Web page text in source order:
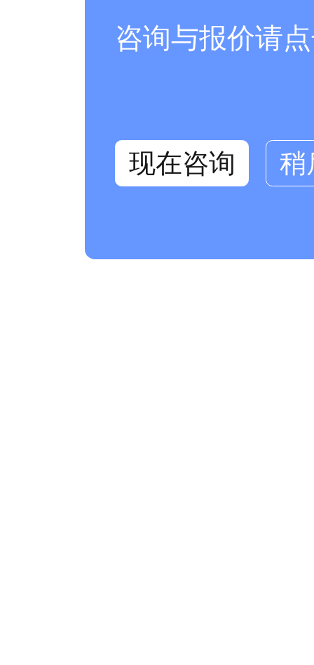
咨询与报价请
现在咨询 稍